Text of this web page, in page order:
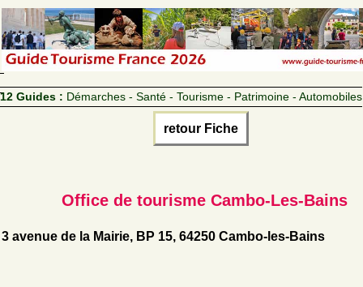
12 Guides : Démarches - Santé - Tourisme - Patrimoine - Automobiles
retour Fiche
Office de tourisme Cambo-Les-Bains
3 avenue de la Mairie, BP 15, 64250 Cambo-les-Bains